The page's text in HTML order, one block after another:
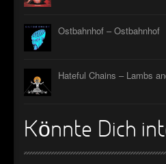
Ostbahnhof – Ostbahnhof
Hateful Chains – Lambs
Könnte Dich